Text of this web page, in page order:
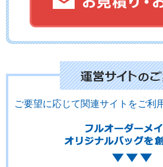
No.15-075 No.15-074
ご要望に応じて関連サイトをご利